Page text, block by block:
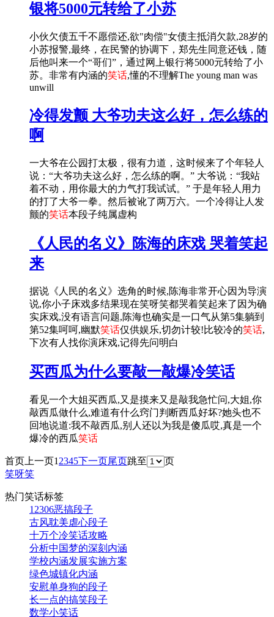
银将5000元转给了小苏
小伙欠债五千不愿偿还,欲"肉偿"女债主抵消欠款,28岁的
小苏报警,最终，在民警的协调下，郑先生同意还钱，随
后他叫来一个“哥们”，通过网上银行将5000元转给了小
苏。非常有内涵的笑话,懂的不理解The young man was
unwill
冷得发颤 大爷功夫这么好，怎么练的
啊
一大爷在公园打太极，很有力道，这时候来了个年轻人
说：“大爷功夫这么好，怎么练的啊。” 大爷说：“我站
着不动，用你最大的力气打我试试。” 于是年轻人用力
的打了大爷一拳。然后被讹了两万六。一个冷得让人发
颤的笑话本段子纯属虚构
《人民的名义》陈海的床戏 哭着笑起
来
据说《人民的名义》选角的时候,陈海非常开心因为导演
说,你小子床戏多结果现在笑呀笑都哭着笑起来了因为确
实床戏,没有语言问题,陈海也确实是一口气从第5集躺到
第52集呵呵,幽默笑话仅供娱乐,切勿计较!比较冷的笑话,
下次有人找你演床戏,记得先问明白
买西瓜为什么要敲一敲爆冷笑话
看见一个大姐买西瓜,又是摸来又是敲我急忙问,大姐,你
敲西瓜做什么,难道有什么窍门判断西瓜好坏?她头也不
回地说道:我不敲西瓜,别人还以为我是傻瓜哎,真是一个
爆冷的西瓜笑话
首页 上一页1 2345下一页尾页跳至
页
笑呀笑
热门笑话标签
12306恶搞段子
古风耽美虐心段子
十万个冷笑话攻略
分析中国梦的深刻内涵
学校内涵发展实施方案
绿色城镇化内涵
安慰单身狗的段子
长一点的搞笑段子
数学小笑话